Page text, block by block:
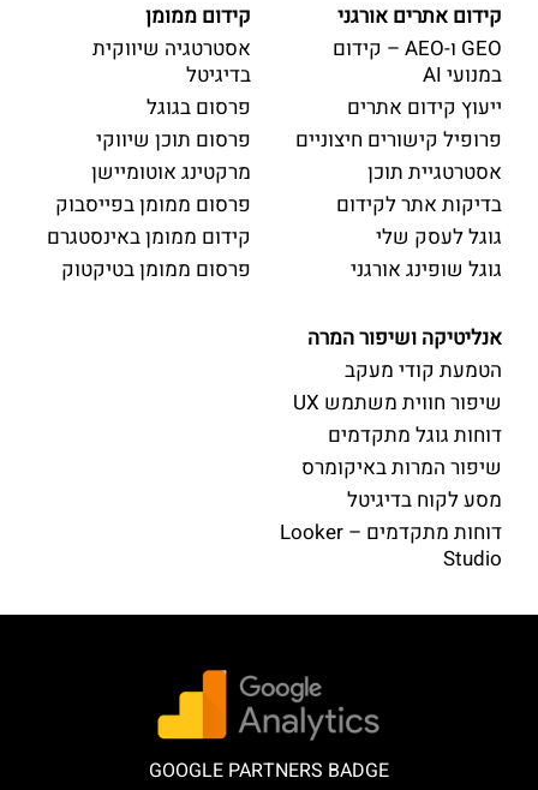
קידום אתרים אורגני
GEO ו-AEO – קידום
במנועי AI
ייעוץ קידום אתרים
פרופיל קישורים חיצוניים
אסטרטגיית תוכן
בדיקות אתר לקידום
גוגל לעסק שלי
גוגל שופינג אורגני
קידום ממומן
אסטרטגיה שיווקית
בדיגיטל
פרסום בגוגל
פרסום תוכן שיווקי
מרקטינג אוטומיישן
פרסום ממומן בפייסבוק
קידום ממומן באינסטגרם
פרסום ממומן בטיקטוק
אנליטיקה ושיפור המרה
הטמעת קודי מעקב
שיפור חווית משתמש UX
דוחות גוגל מתקדמים
שיפור המרות באיקומרס
מסע לקוח בדיגיטל
דוחות מתקדמים – Looker
Studio
GOOGLE PARTNERS BADGE